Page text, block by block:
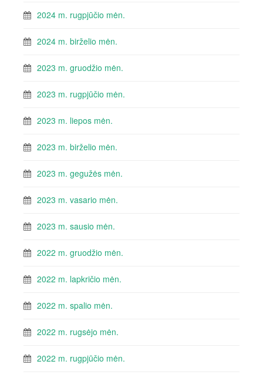
2024 m. rugpjūčio mėn.
2024 m. birželio mėn.
2023 m. gruodžio mėn.
2023 m. rugpjūčio mėn.
2023 m. liepos mėn.
2023 m. birželio mėn.
2023 m. gegužės mėn.
2023 m. vasario mėn.
2023 m. sausio mėn.
2022 m. gruodžio mėn.
2022 m. lapkričio mėn.
2022 m. spalio mėn.
2022 m. rugsėjo mėn.
2022 m. rugpjūčio mėn.